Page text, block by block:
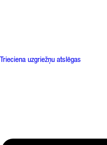
Trieciena uzgriežņu atslēgas